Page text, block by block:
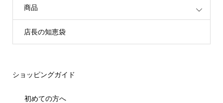
商品
店長の知恵袋
ショッピングガイド
初めての方へ